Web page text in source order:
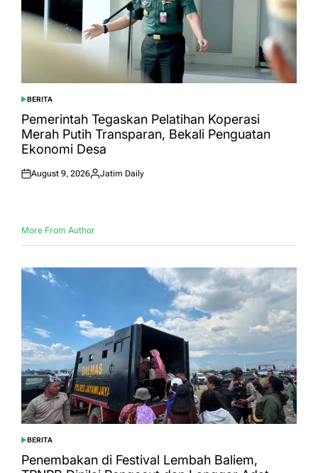
POSTED
IN
BERITA
Pemerintah Tegaskan Pelatihan Koperasi
Merah Putih Transparan, Bekali Penguatan
Ekonomi Desa
Posted
August 9, 2026
Posted
Jatim Daily
More From Author
POSTED
IN
BERITA
Penembakan di Festival Lembah Baliem,